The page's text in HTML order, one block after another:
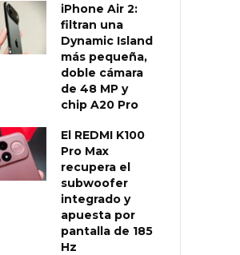
iPhone Air 2:
filtran una
Dynamic Island
más pequeña,
doble cámara
de 48 MP y
chip A20 Pro
El REDMI K100
Pro Max
recupera el
subwoofer
integrado y
apuesta por
pantalla de 185
Hz